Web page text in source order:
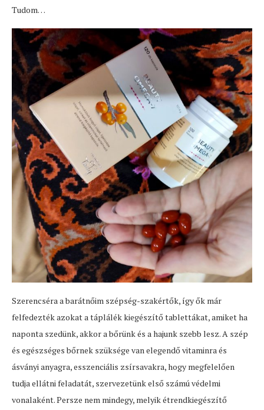
Tudom…
Szerencséra a barátnőim szépség-szakértők, így ők már
felfedezték azokat a táplálék kiegészítő tablettákat, amiket ha
naponta szedünk, akkor a bőrünk és a hajunk szebb lesz. A szép
és egészséges bőrnek szüksége van elegendő vitaminra és
ásványi anyagra, esszenciális zsírsavakra, hogy megfelelően
tudja ellátni feladatát, szervezetünk első számú védelmi
vonalaként. Persze nem mindegy, melyik étrendkiegészítő